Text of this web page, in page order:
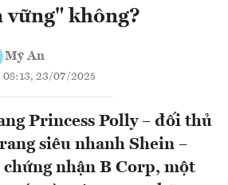
vững" không?
Mỹ An
08:13, 23/07/2025
Princess Polly – đối thủ
siêu nhanh Shein –
nhận B Corp, một